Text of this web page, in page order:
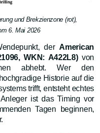
und Brekzienzone (rot),
6. Mai 2026
derAmerican
WKN: A422L8)von
abhebt. Wer den
Historie auf die
trifft, entsteht echtes
ist das Timing vor
Tagen beginnen,